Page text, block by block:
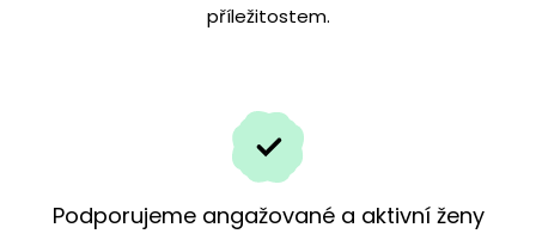
příležitostem.
Podporujeme angažované a aktivní ženy